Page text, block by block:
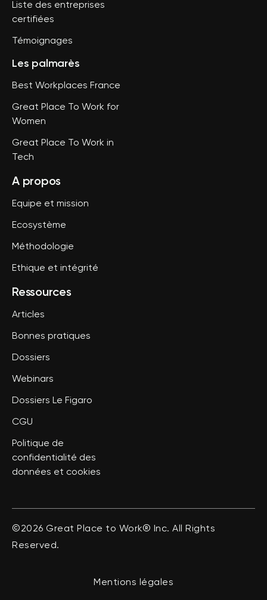
Liste des entreprises
certifiées
Témoignages
Les palmarès
Best Workplaces France
Great Place To Work for
Women
Great Place To Work in
Tech
A propos
Equipe et mission
Ecosystème
Méthodologie
Ethique et intégrité
Ressources
Articles
Bonnes pratiques
Dossiers
Webinars
Dossiers Le Figaro
CGU
Politique de
confidentialité des
données et cookies
©2026 Great Place to Work® Inc. All Rights
Reserved.
Mentions légales